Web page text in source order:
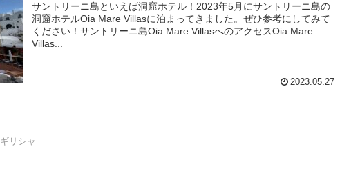
サントリーニ島といえば洞窟ホテル！2023年5月にサントリーニ島の
洞窟ホテルOia Mare Villasに泊まってきました。ぜひ参考にしてみて
ください！サントリーニ島Oia Mare VillasへのアクセスOia Mare
Villas...
2023.05.27
ギリシャ